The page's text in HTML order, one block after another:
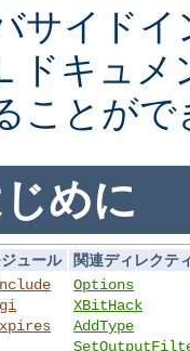
サイド
ドキュ
ことがで
めに
ュール
関連ディレクテ
Options
XBitHack
AddType